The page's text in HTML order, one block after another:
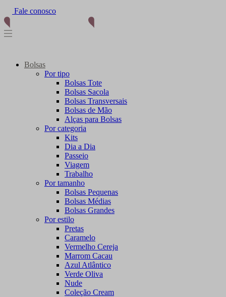
(11) 96012-2976
Bolsas
Por tipo
Bolsas Tote
Bolsas Sacola
Bolsas Transversais
Bolsas de Mão
Alças para Bolsas
Por categoria
Kits
Dia a Dia
Passeio
Viagem
Trabalho
Por tamanho
Bolsas Pequenas
Bolsas Médias
Bolsas Grandes
Por estilo
Pretas
Caramelo
Vermelho Cereja
Marrom Cacau
Azul Atlântico
Verde Oliva
Nude
Coleção Cream